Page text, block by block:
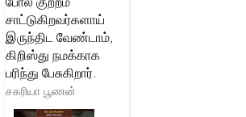
சாட்டுகிறவர்களாய்
இருந்திட வேண்டாம்,
கிறிஸ்து நமக்காக
பரிந்து பேசுகிறார்.
சகரியா பூணன்